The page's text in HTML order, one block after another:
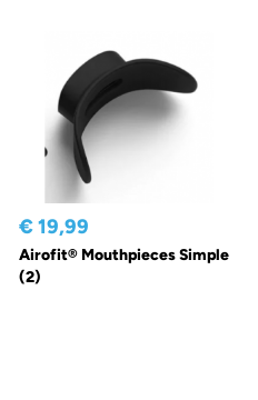
€ 19,99
Airofit® Mouthpieces Simple
(2)